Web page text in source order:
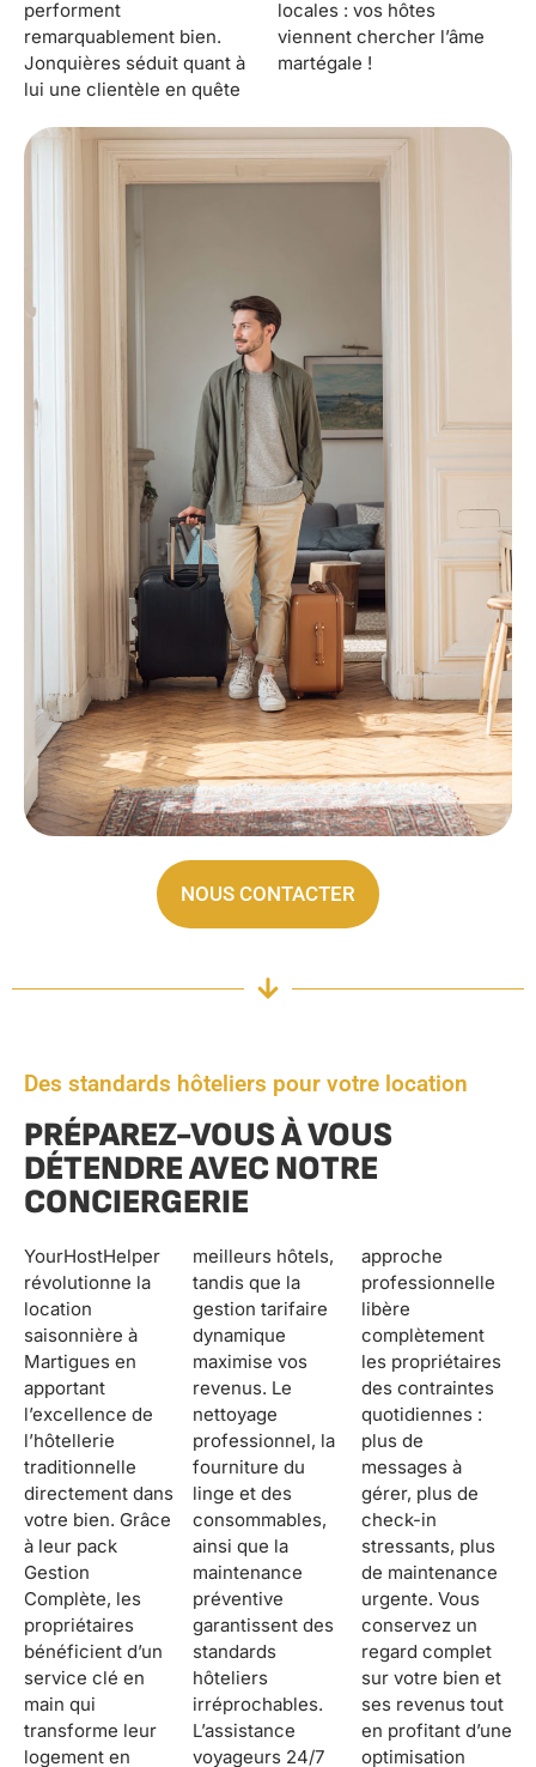
performent
remarquablement bien.
Jonquières séduit quant à
lui une clientèle en quête
locales : vos hôtes
viennent chercher l’âme
martégale !
NOUS CONTACTER
Des standards hôteliers pour votre location
PRÉPAREZ-VOUS À VOUS
DÉTENDRE AVEC NOTRE
CONCIERGERIE
YourHostHelper
révolutionne la
location
saisonnière à
Martigues en
apportant
l’excellence de
l’hôtellerie
traditionnelle
directement dans
votre bien. Grâce
à leur pack
Gestion
Complète, les
propriétaires
bénéficient d’un
service clé en
main qui
transforme leur
logement en
meilleurs hôtels,
tandis que la
gestion tarifaire
dynamique
maximise vos
revenus. Le
nettoyage
professionnel, la
fourniture du
linge et des
consommables,
ainsi que la
maintenance
préventive
garantissent des
standards
hôteliers
irréprochables.
L’assistance
voyageurs 24/7
approche
professionnelle
libère
complètement
les propriétaires
des contraintes
quotidiennes :
plus de
messages à
gérer, plus de
check-in
stressants, plus
de maintenance
urgente. Vous
conservez un
regard complet
sur votre bien et
ses revenus tout
en profitant d’une
optimisation